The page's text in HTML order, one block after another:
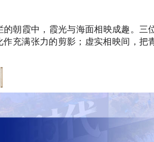
朝霞中，霞光与海面相映成趣。三
充满张力的剪影；虚实相映间，把